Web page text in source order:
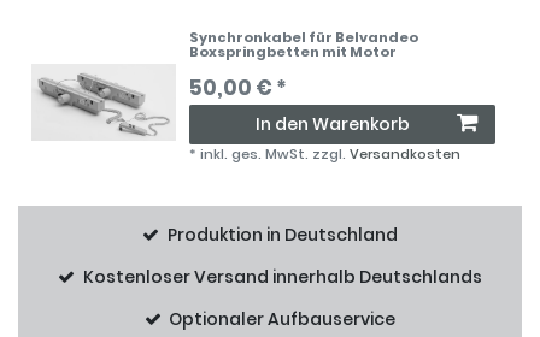
Synchronkabel für Belvandeo
Boxspringbetten mit Motor
50,00 € *
In den Warenkorb
*inkl. ges. MwSt. zzgl.Versandkosten
Produktion in Deutschland
Kostenloser Versand innerhalb Deutschlands
Optionaler Aufbauservice